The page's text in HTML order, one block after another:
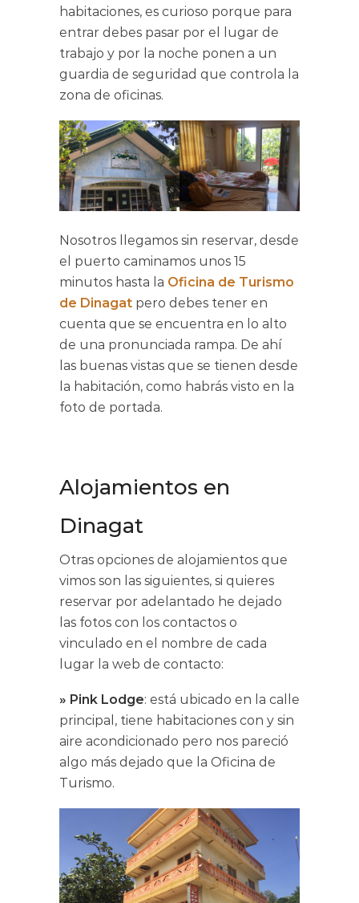
habitaciones, es curioso porque para
entrar debes pasar por el lugar de
trabajo y por la noche ponen a un
guardia de seguridad que controla la
zona de oficinas.
Nosotros llegamos sin reservar, desde
el puerto caminamos unos 15
minutos hasta la Oficina de Turismo
de Dinagat pero debes tener en
cuenta que se encuentra en lo alto
de una pronunciada rampa. De ahí
las buenas vistas que se tienen desde
la habitación, como habrás visto en la
foto de portada.
Alojamientos en
Dinagat
Otras opciones de alojamientos que
vimos son las siguientes, si quieres
reservar por adelantado he dejado
las fotos con los contactos o
vinculado en el nombre de cada
lugar la web de contacto:
» Pink Lodge: está ubicado en la calle
principal, tiene habitaciones con y sin
aire acondicionado pero nos pareció
algo más dejado que la Oficina de
Turismo.